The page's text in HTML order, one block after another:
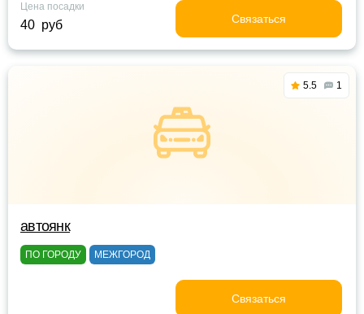
Цена посадки
40 руб Связаться
5.5 1
автоянк
ПО ГОРОДУ МЕЖГОРОД
Связаться